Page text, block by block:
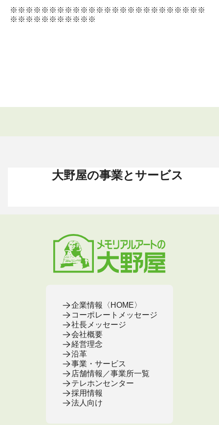
※※※※※※※※※※※※※※※※※※※※※※※※※
※※※※※※※※※※※
大野屋の事業とサービス
お葬式 〈HOME〉
終活セミナー・イベント
お葬式のFAQ
お葬式の相談窓口
お墓・墓地 〈HOME〉
お墓の相談窓口
お墓の基本知識
お仏壇 〈HOME〉
手元供養 〈HOME〉
終活・相続 〈HOME〉
医療・介護
企業情報〈HOME〉
コーポレートメッセージ
社長メッセージ
会社概要
経営理念
沿革
事業・サービス
店舗情報／事業所一覧
テレホンセンター
採用情報
法人向け